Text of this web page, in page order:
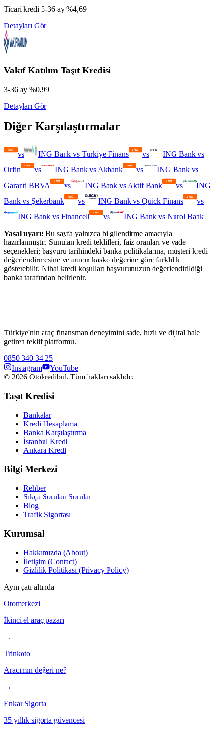
Ticari kredi 3-36 ay %4,69
Detayları Gör
Vakıf Katılım Taşıt Kredisi
3-36 ay %0,99
Detayları Gör
Diğer Karşılaştırmalar
vs ING Bank vs Türkiye Finans vs ING Bank vs
Orfin
vs ING Bank vs Akbank vs ING Bank vs
Garanti BBVA
vs ING Bank vs Aktif Bank vs
ING
Bank vs Şekerbank vs ING Bank vs Quick Finans
vs
ING Bank vs Financell vs ING Bank vs Nurol Bank
Yasal uyarı: Bu sayfa yalnızca bilgilendirme amacıyla
hazırlanmıştır. Sunulan kredi teklifleri, faiz oranları ve vade
seçenekleri; başvuru tarihindeki banka politikalarına, müşteri kredi
değerlendirmesine ve aracın kasko değerine göre farklılık
gösterebilir. Nihai kredi koşulları başvurunuzun değerlendirildiği
banka tarafından belirlenir.
Türkiye'nin araç finansman deneyimini sade, hızlı ve dijital hale
getiren teklif platformu.
0850 340 34 25
Instagram
YouTube
© 2026 Otokredibul. Tüm hakları saklıdır.
Taşıt Kredisi
Bankalar
Kredi Hesaplama
Banka Karşılaştırma
İstanbul Kredi
Ankara Kredi
Bilgi Merkezi
Rehber
Sıkça Sorulan Sorular
Blog
Trafik Sigortası
Kurumsal
Hakkımızda (About)
İletişim (Contact)
Gizlilik Politikası (Privacy Policy)
Aynı çatı altında
Otomerkezi
İkinci el araç pazarı
→
Trinkoto
Aracımın değeri ne?
→
Enkar Sigorta
35 yıllık sigorta güvencesi